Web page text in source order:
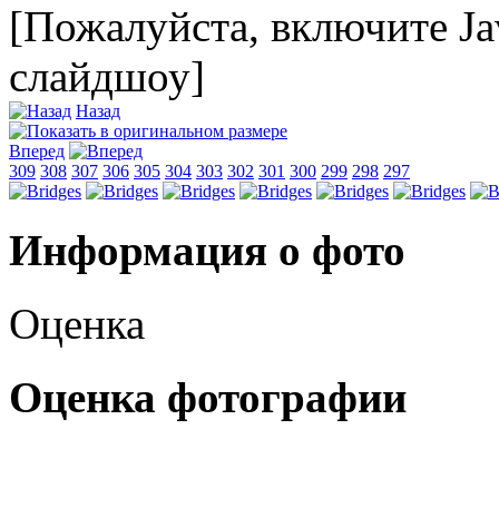
[Пожалуйста, включите
слайдшоу]
Назад
Вперед
309 308 307 306 305 304 303 302 301 300 299 298 297
Информация о фото
Оценка
Оценка фотографии